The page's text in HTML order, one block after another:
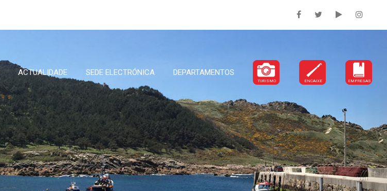
ACTUALIDADE SEDE ELECTRÓNICA DEPARTAMENTOS
TURISMO ENCAIXE EMPRESAS